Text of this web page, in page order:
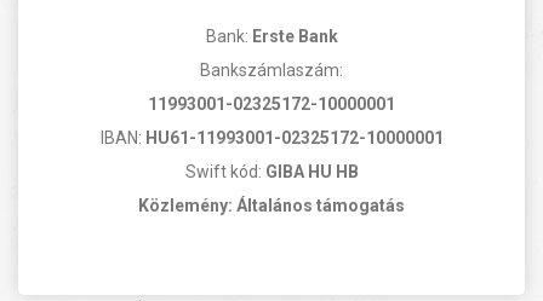
Bank: Erste Bank
Bankszámlaszám:
11993001-02325172-10000001
IBAN: HU61-11993001-02325172-10000001
Swift kód: GIBA HU HB
Közlemény: Általános támogatás